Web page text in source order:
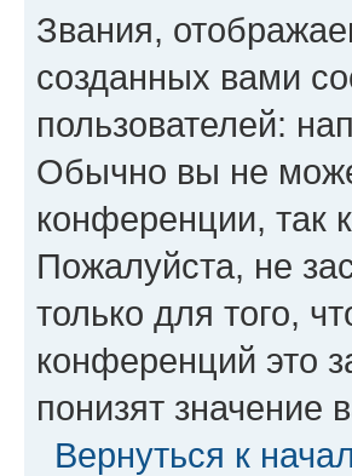
Звания,
созданных вами
пользователей:
Обычно вы не
конференции, так
Пожалуйста, не
только для того,
конференций это
понизят значение
Вернуться к